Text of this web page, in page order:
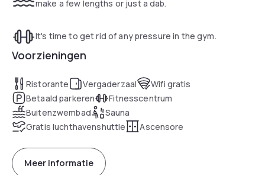
Em seus 15 anos o Green Place Ibirapuera se mantém na
busca pela qualidade no atendimento e na excelência dos
make a few lengths or just a dab.
It's time to get rid of any pressure in the gym.
Voorzieningen
Ristorante Vergaderzaal
Wifi gratis
Betaald parkeren
Fitnesscentrum
Buitenzwembad
Sauna
Gratis luchthavenshuttle
Ascensore
Meer informatie